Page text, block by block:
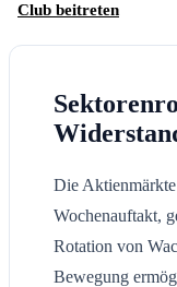
Club beitreten
Die
Wochenauftakt,
Rotation von
Bewegung